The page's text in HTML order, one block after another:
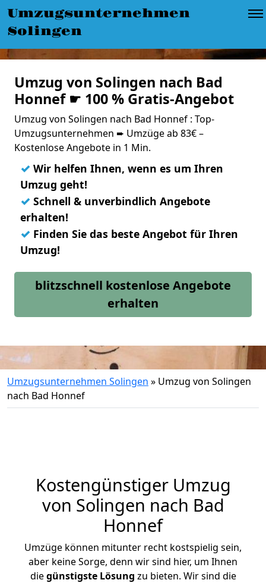
Umzugsunternehmen
Solingen
Umzug von Solingen nach Bad
Honnef ☛ 100 % Gratis-Angebot
Umzug von Solingen nach Bad Honnef : Top-
Umzugsunternehmen ➨ Umzüge ab 83€ –
Kostenlose Angebote in 1 Min.
✓ Wir helfen Ihnen, wenn es um Ihren
Umzug geht!
✓ Schnell & unverbindlich Angebote
erhalten!
✓ Finden Sie das beste Angebot für Ihren
Umzug!
blitzschnell kostenlose Angebote
erhalten
Umzugsunternehmen Solingen » Umzug von Solingen
nach Bad Honnef
Kostengünstiger Umzug
von Solingen nach Bad
Honnef
Umzüge können mitunter recht kostspielig sein,
aber keine Sorge, denn wir sind hier, um Ihnen
diegünstigste Lösung zu bieten. Wir sind die